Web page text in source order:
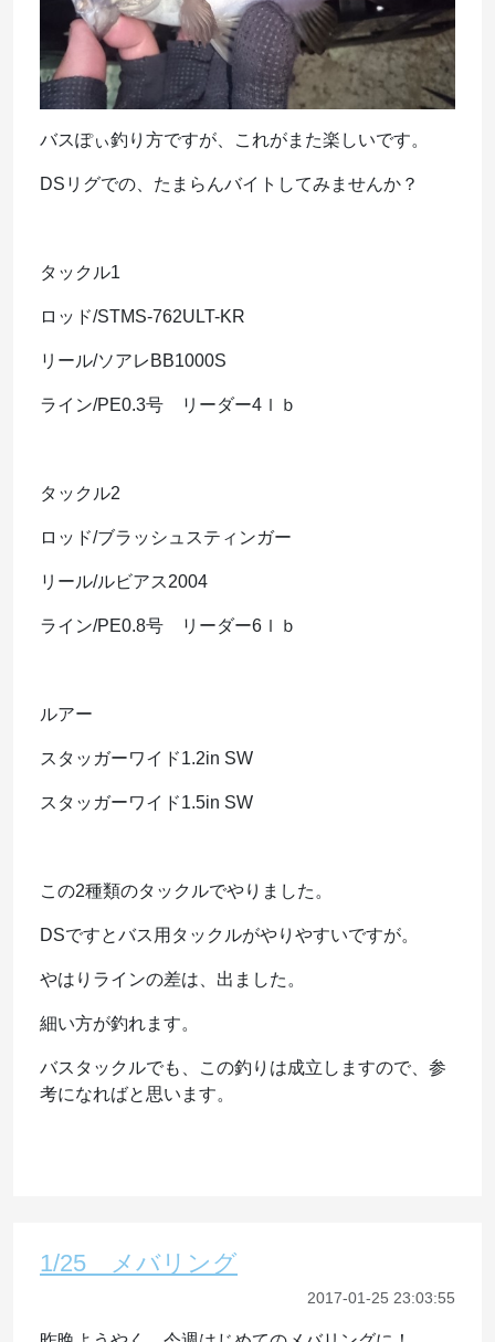
バスぽぃ釣り方ですが、これがまた楽しいです。
DSリグでの、たまらんバイトしてみませんか？
タックル1
ロッド/STMS-762ULT-KR
リール/ソアレBB1000S
ライン/PE0.3号 リーダー4ｌｂ
タックル2
ロッド/ブラッシュスティンガー
リール/ルビアス2004
ライン/PE0.8号 リーダー6ｌｂ
ルアー
スタッガーワイド1.2in SW
スタッガーワイド1.5in SW
この2種類のタックルでやりました。
DSですとバス用タックルがやりやすいですが。
やはりラインの差は、出ました。
細い方が釣れます。
バスタックルでも、この釣りは成立しますので、参
考になればと思います。
1/25 メバリング
2017-01-25 23:03:55